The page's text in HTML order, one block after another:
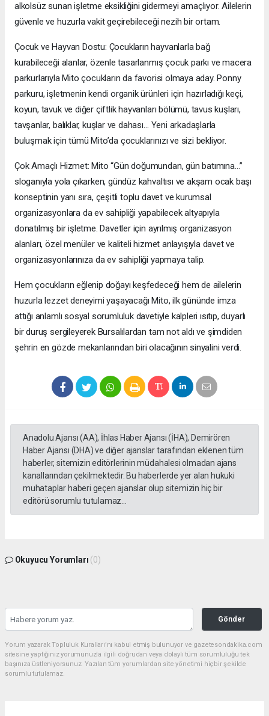
alkolsüz sunan işletme eksikliğini gidermeyi amaçlıyor. Ailelerin
güvenle ve huzurla vakit geçirebileceği nezih bir ortam.
Çocuk ve Hayvan Dostu: Çocukların hayvanlarla bağ
kurabileceği alanlar, özenle tasarlanmış çocuk parkı ve macera
parkurlarıyla Mito çocukların da favorisi olmaya aday. Ponny
parkuru, işletmenin kendi organik ürünleri için hazırladığı keçi,
koyun, tavuk ve diğer çiftlik hayvanları bölümü, tavus kuşları,
tavşanlar, balıklar, kuşlar ve dahası… Yeni arkadaşlarla
buluşmak için tümü Mito’da çocuklarınızı ve sizi bekliyor.
Çok Amaçlı Hizmet: Mito “Gün doğumundan, gün batımına…”
sloganıyla yola çıkarken, gündüz kahvaltısı ve akşam ocak başı
konseptinin yanı sıra, çeşitli toplu davet ve kurumsal
organizasyonlara da ev sahipliği yapabilecek altyapıyla
donatılmış bir işletme. Davetler için ayrılmış organizasyon
alanları, özel menüler ve kaliteli hizmet anlayışıyla davet ve
organizasyonlarınıza da ev sahipliği yapmaya talip.
Hem çocukların eğlenip doğayı keşfedeceği hem de ailelerin
huzurla lezzet deneyimi yaşayacağı Mito, ilk gününde imza
attığı anlamlı sosyal sorumluluk davetiyle kalpleri ısıtıp, duyarlı
bir duruş sergileyerek Bursalılardan tam not aldı ve şimdiden
şehrin en gözde mekanlarından biri olacağının sinyalini verdi.
Anadolu Ajansı (AA), İhlas Haber Ajansı (İHA), Demirören
Haber Ajansı (DHA) ve diğer ajanslar tarafından eklenen tüm
haberler, sitemizin editörlerinin müdahalesi olmadan ajans
kanallarından çekilmektedir. Bu haberlerde yer alan hukuki
muhataplar haberi geçen ajanslar olup sitemizin hiç bir
editörü sorumlu tutulamaz...
Okuyucu Yorumları (0)
Gönder
Yorum yazarak Topluluk Kuralları’nı kabul etmiş bulunuyor ve gazetesondakika.com
sitesine yaptığınız yorumunuzla ilgili doğrudan veya dolaylı tüm sorumluluğu tek
başınıza üstleniyorsunuz. Yazılan tüm yorumlardan site yönetimi hiçbir şekilde
sorumlu tutulamaz.